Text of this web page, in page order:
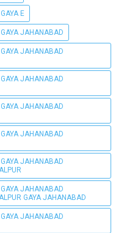
E
JAHANABAD
JAHANABAD
JAHANABAD
JAHANABAD
JAHANABAD
JAHANABAD
JAHANABAD
GAYA JAHANABAD
JAHANABAD